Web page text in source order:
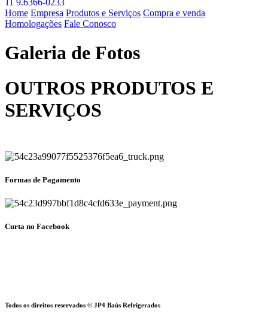
11 9.6366-0233
Home Empresa Produtos e Serviços Compra e venda
Homologações Fale Conosco
Galeria de Fotos
OUTROS PRODUTOS E
SERVIÇOS
Formas de Pagamento
Curta no Facebook
Todos os direitos reservados © JP4 Baús Refrigerados